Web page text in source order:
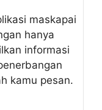
maskapai
hanya
informasi
kamu pesan.